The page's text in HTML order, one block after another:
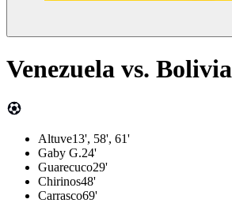
Venezuela vs. Bolivia
Altuve13', 58', 61'
Gaby G.24'
Guarecuco29'
Chirinos48'
Carrasco69'